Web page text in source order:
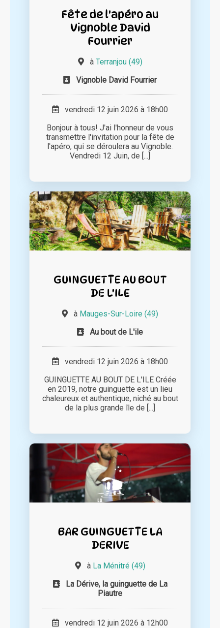
Fête de l'apéro au
Vignoble David
Fourrier
à Terranjou (49)
Vignoble David Fourrier
vendredi 12 juin 2026 à 18h00
Bonjour à tous! J'ai l'honneur de vous
transmettre l'invitation pour la fête de
l'apéro, qui se déroulera au Vignoble.
Vendredi 12 Juin, de [...]
GUINGUETTE AU BOUT
DE L'ILE
à Mauges-Sur-Loire (49)
Au bout de L'ile
vendredi 12 juin 2026 à 18h00
GUINGUETTE AU BOUT DE L'ILE Créée
en 2019, notre guinguette est un lieu
chaleureux et authentique, niché au bout
de la plus grande île de [...]
BAR GUINGUETTE LA
DERIVE
à La Ménitré (49)
La Dérive, la guinguette de La
Piautre
vendredi 12 juin 2026 à 12h00